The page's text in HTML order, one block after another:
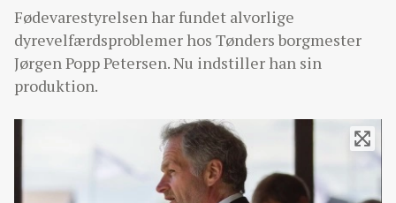
Fødevarestyrelsen har fundet alvorlige
dyrevelfærdsproblemer hos Tønders borgmester
Jørgen Popp Petersen. Nu indstiller han sin
produktion.